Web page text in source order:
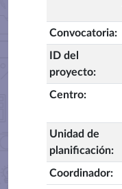
Convocatoria:
ID del
proyecto:
Centro:
Unidad de
planificación:
Coordinador: